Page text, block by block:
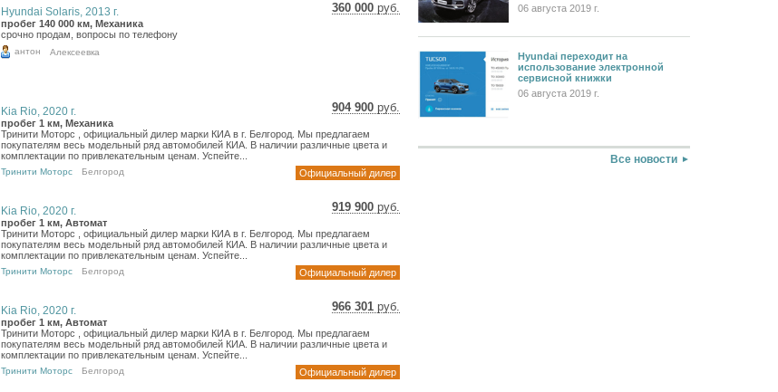
360 000 руб.
Hyundai Solaris, 2013 г.
пробег 140 000 км, Механика
срочно продам, вопросы по телефону
антон Алексеевка
904 900 руб.
13 235 €
Kia Rio, 2020 г.
пробег 1 км, Механика
Тринити Моторс , официальный дилер марки КИА в г. Белгород. Мы предлагаем
покупателям весь модельный ряд автомобилей КИА. В наличии различные цвета и
комплектации по привлекательным ценам. Успейте...
Тринити Моторс Белгород Официальный дилер
919 900 руб.
13 455 €
Kia Rio, 2020 г.
пробег 1 км, Автомат
Тринити Моторс , официальный дилер марки КИА в г. Белгород. Мы предлагаем
покупателям весь модельный ряд автомобилей КИА. В наличии различные цвета и
комплектации по привлекательным ценам. Успейте...
Тринити Моторс Белгород Официальный дилер
966 301 руб.
14 133 €
Kia Rio, 2020 г.
пробег 1 км, Автомат
Тринити Моторс , официальный дилер марки КИА в г. Белгород. Мы предлагаем
покупателям весь модельный ряд автомобилей КИА. В наличии различные цвета и
комплектации по привлекательным ценам. Успейте...
Тринити Моторс Белгород Официальный дилер
06 августа 2019 г.
Hyundai переходит на
использование электронной
сервисной книжки
06 августа 2019 г.
Все новости